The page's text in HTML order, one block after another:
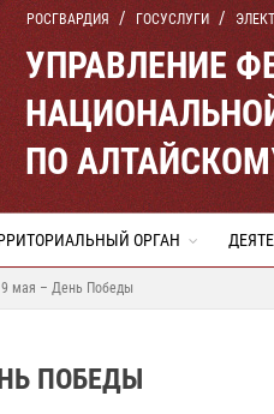
РОСГВАРДИЯ ГОСУСЛУГИ
УПРАВЛЕНИЕ
ПО
ОРГАН
9 мая – День Победы
ПОБЕДЫ